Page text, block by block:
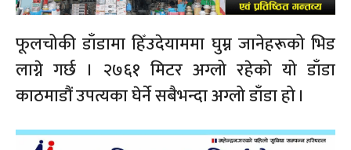
फूलचोकी डाँडामा हिँउदेयाममा घुम्न जानेहरूको भिड
लाग्ने गर्छ । २७६१ मिटर अग्लो रहेको यो डाँडा
काठमाडौं उपत्यका घेर्ने सबैभन्दा अग्लो डाँडा हो ।